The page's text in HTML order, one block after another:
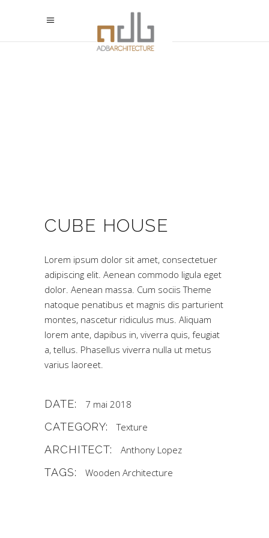
CUBE HOUSE
Lorem ipsum dolor sit amet, consectetuer
adipiscing elit. Aenean commodo ligula eget
dolor. Aenean massa. Cum sociis Theme
natoque penatibus et magnis dis parturient
montes, nascetur ridiculus mus. Aliquam
lorem ante, dapibus in, viverra quis, feugiat
a, tellus. Phasellus viverra nulla ut metus
varius laoreet.
DATE: 7 mai 2018
CATEGORY: Texture
ARCHITECT: Anthony Lopez
TAGS: Wooden Architecture